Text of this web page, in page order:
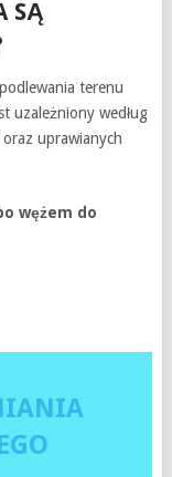
SĄ
terenu
uzależniony według
uprawianych
wężem do